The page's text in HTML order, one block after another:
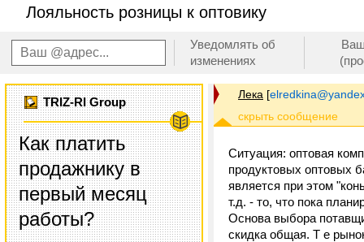
Лояльность розницы к оптовику
Уведомлять об
изменениях
TRIZ-RI Group
Как платить
продажнику в
первый месяц
работы?
Лека [
Ситуация: оптовая
продуктовых оптовых
является при этом
т.д. - то, что пока
Основа выбора
скидка общая. Т е